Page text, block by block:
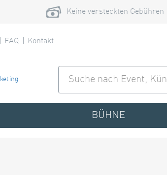
Keine versteckten Gebühren
FAQ Kontakt
BÜHNE